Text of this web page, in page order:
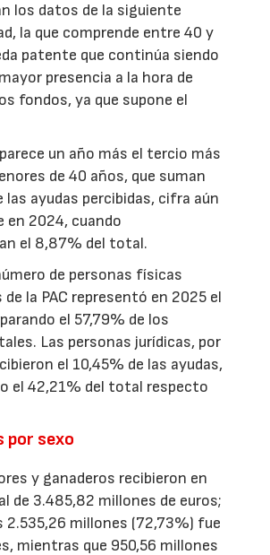
los datos de la siguiente
la que comprende entre 40 y
patente que continúa siendo
presencia a la hora de
fondos, ya que supone el
un año más el tercio más
de 40 años, que suman
las ayudas percibidas, cifra aún
en 2024, cuando
el 8,87% del total.
de personas físicas
la PAC representó en 2025 el
el 57,79% de los
Las personas jurídicas, por
el 10,45% de las ayudas,
el 42,21% del total respecto
por sexo
y ganaderos recibieron en
de 3.485,82 millones de euros;
2.535,26 millones (72,73%) fue
mientras que 950,56 millones